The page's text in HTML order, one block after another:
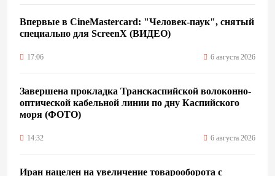
Впервые в CineMastercard: "Человек-паук", снятый
специально для ScreenX (ВИДЕО)
17:06 6 августа 2026
Завершена прокладка Транскаспийской волоконно-
оптической кабельной линии по дну Каспийского
моря (ФОТО)
14:32 6 августа 2026
Иран нацелен на увеличение товарооборота с